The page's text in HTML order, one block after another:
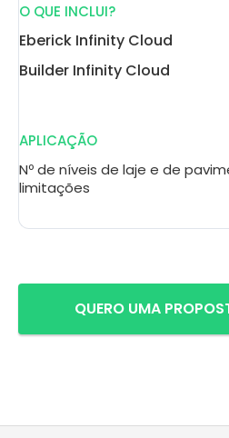
O QUE INCLUI?
Eberick Infinity Cloud
Builder Infinity Cloud
APLICAÇÃO
Nº de níveis de laje e de
limitações
QUERO UMA